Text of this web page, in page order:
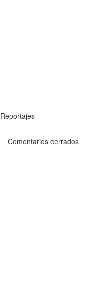
Reportajes
Comentarios cerrados